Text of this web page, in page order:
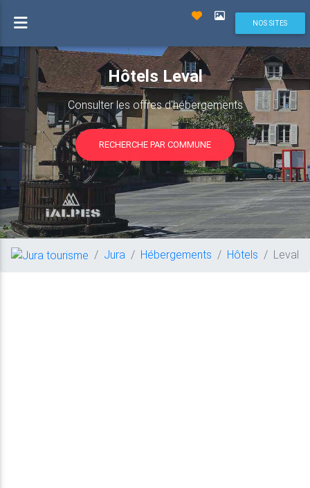
NOS SITES
Hôtels Leval
Consulter les offres d'hébergements
RECHERCHE PAR COMMUNE
Jura Hébergements Hôtels Leval